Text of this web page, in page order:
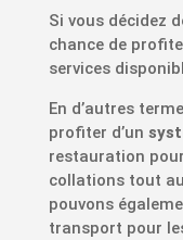
Si vous décidez
chance de
services
En d’autres
profiter d’un
restauration
collations tout
pouvons
transport pour